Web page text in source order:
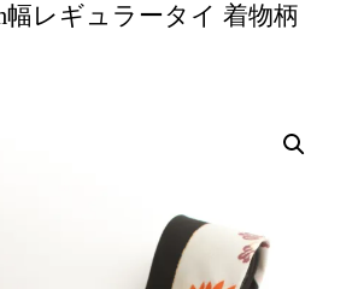
幅レギュラータイ 着物柄